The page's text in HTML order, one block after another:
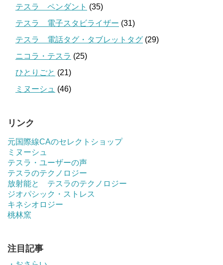
テスラ ペンダント (35)
テスラ 電子スタビライザー (31)
テスラ 電話タグ・タブレットタグ (29)
ニコラ・テスラ (25)
ひとりごと (21)
ミヌーシュ (46)
リンク
元国際線CAのセレクトショップ
ミヌーシュ
テスラ・ユーザーの声
テスラのテクノロジー
放射能と テスラのテクノロジー
ジオパシック・ストレス
キネシオロジー
桃林窯
注目記事